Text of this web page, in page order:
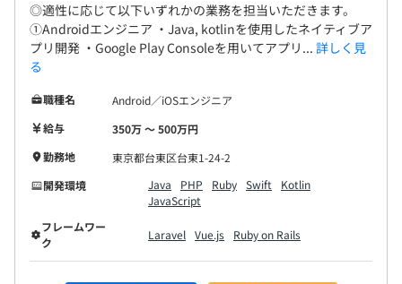
◎適性に応じて以下いずれかの業務を担当いただきます。
①Androidエンジニア ・Java, kotlinを使用したネイティブア
プリ開発 ・Google Play Consoleを用いてアプリ... 詳しく見
る
職種名
Android／iOSエンジニア
給与
350万 〜 500万円
勤務地
東京都台東区台東1-24-2
開発環境
Java PHP Ruby Swift
Kotlin
JavaScript
フレームワー
ク
Laravel Vue.js Ruby on Rails